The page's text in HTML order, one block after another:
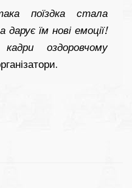
поїздка стала
їм нові емоції!
оздоровчому